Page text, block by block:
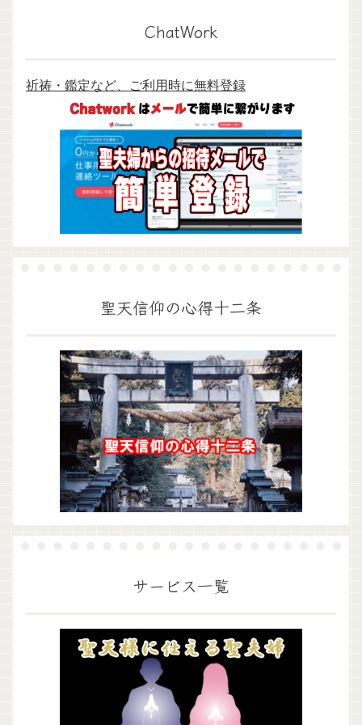
ChatWork
祈祷・鑑定など、ご利用時に無料登録
聖天信仰の心得十二条
サービス一覧